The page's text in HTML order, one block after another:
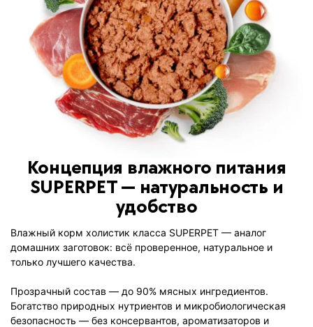
Концепция влажного питания
SUPERPET — натуральность и
удобство
Влажный корм холистик класса SUPERPET — аналог
домашних заготовок: всё проверенное, натуральное и
только лучшего качества.
Прозрачный состав — до 90% мясных ингредиентов.
Богатство природных нутриентов и микробиологическая
безопасность — без консервантов, ароматизаторов и